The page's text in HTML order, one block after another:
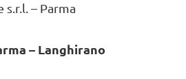
– Parma
– Langhirano